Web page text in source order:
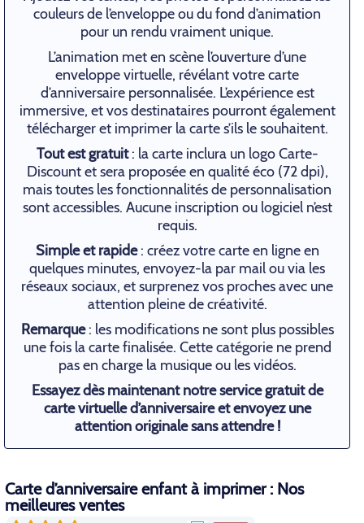
couleurs de l’enveloppe ou du fond d’animation
pour un rendu vraiment unique.
L’animation met en scène l’ouverture d’une
enveloppe virtuelle, révélant votre carte
d’anniversaire personnalisée. L’expérience est
immersive, et vos destinataires pourront également
télécharger et imprimer la carte s’ils le souhaitent.
Tout est gratuit: la carte inclura un logo Carte-
Discount et sera proposée en qualité éco (72 dpi),
mais toutes les fonctionnalités de personnalisation
sont accessibles. Aucune inscription ou logiciel n’est
requis.
Simple et rapide: créez votre carte en ligne en
quelques minutes, envoyez-la par mail ou via les
réseaux sociaux, et surprenez vos proches avec une
attention pleine de créativité.
Remarque: les modifications ne sont plus possibles
une fois la carte finalisée. Cette catégorie ne prend
pas en charge la musique ou les vidéos.
Essayez dès maintenant notre service gratuit de
carte virtuelle d’anniversaire et envoyez une
attention originale sans attendre !
Carte d’anniversaire enfant à imprimer : Nos
meilleures ventes